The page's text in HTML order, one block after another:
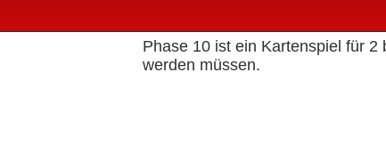
Phase 10 ist ein Kartenspiel für
werden müssen.